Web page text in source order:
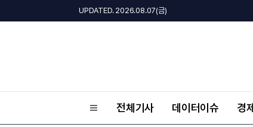
UPDATED. 2026.08.07(금)
전체기사 데이터이슈 경제